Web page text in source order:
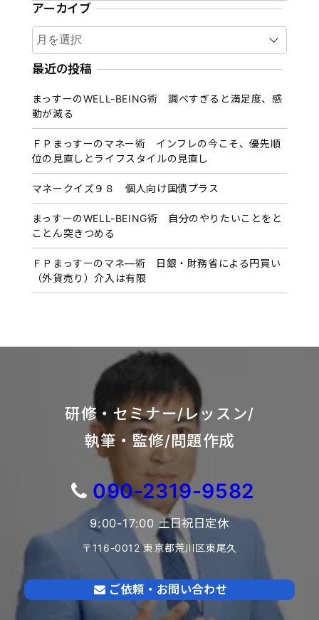
アーカイブ
ア
ー
カ
ブ
最近の投稿
まっすーのWELL-BEING術 調べすぎると満足度、感
動が減る
ＦＰまっすーのマネー術 インフレの今こそ、優先順
位の見直しとライフスタイルの見直し
マネークイズ９８ 個人向け国債プラス
まっすーのWELL-BEING術 自分のやりたいことをと
ことん突きつめる
ＦＰまっすーのマネ―術 日銀・財務省による円買い
（外貨売り）介入は有限
研修・セミナー/レッスン/
執筆・監修/問題作成
090-2319-9582
9:00-17:00 土日祝日定休
〒116-0012 東京都荒川区東尾久
ご依頼・お問い合わせ